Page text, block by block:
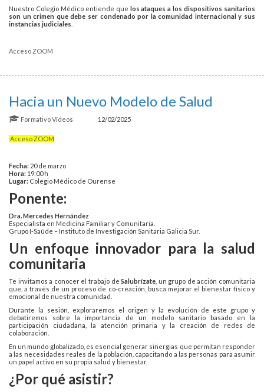
Nuestro Colegio Médico entiende que los ataques a los dispositivos sanitarios
son un crimen que debe ser condenado por la comunidad internacional y sus
instancias judiciales
Acceso ZOOM
Hacia un Nuevo Modelo de Salud
FormativoVídeos 12/02/2025
Acceso ZOOM
Fecha: 20 de marzo
Hora: 19:00 h
Lugar: Colegio Médico de Ourense
Ponente:
Dra. Mercedes Hernández
Especialista en Medicina Familiar y Comunitaria.
Grupo I-Saúde – Instituto de Investigación Sanitaria Galicia Sur.
Un enfoque innovador para la salud
comunitaria
Te invitamos a conocer el trabajo deSalubrízate , un grupo de acción comunitaria
que, a través de un proceso de co-creación, busca mejorar el bienestar físico y
emocional de nuestra comunidad.
Durante la sesión, exploraremos el origen y la evolución de este grupo y
debatiremos sobre la importancia de un modelo sanitario basado en la
participación ciudadana, la atención primaria y la creación de redes de
colaboración.
En un mundo globalizado, es esencial generar sinergias que permitan responder
a las necesidades reales de la población, capacitando a las personas para asumir
un papel activo en su propia salud y bienestar.
¿Por qué asistir?